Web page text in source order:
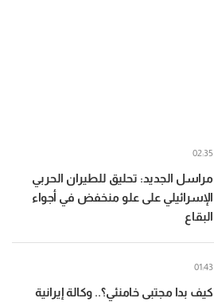
مراسل الجديد: تحليق للطيران الحربي
الإسرائيلي على علو منخفض في أجواء
البقاع
02:35
كيف بدا مجتبى خامنئي؟.. وكالة إيرانية
01:43